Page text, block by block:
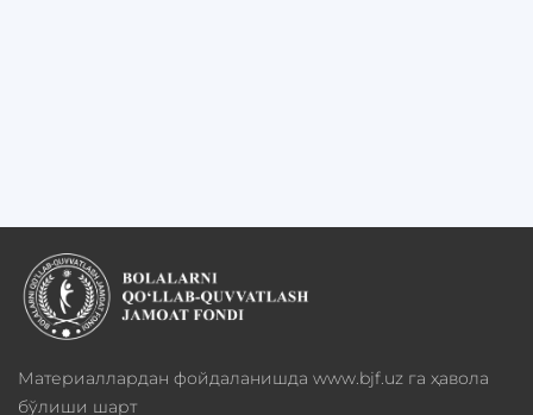
Материаллардан фойдаланишда www.bjf.uz га ҳавола
бўлиши шарт